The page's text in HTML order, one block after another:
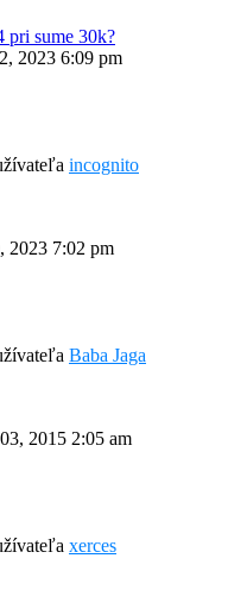
pri sume 30k?
2023 6:09 pm
incognito
2023 7:02 pm
Baba Jaga
2015 2:05 am
xerces